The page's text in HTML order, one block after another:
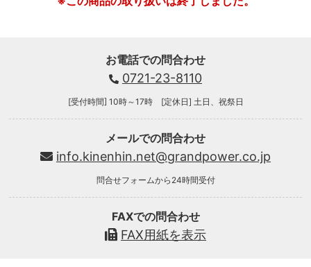
お電話での問合わせ
0721-23-8110
[受付時間] 10時～17時 [定休日] 土日、祝祭日
メールでの問合わせ
info.kinenhin.net@grandpower.co.jp
問合せフォームから24時間受付
FAXでの問合わせ
FAX用紙を表示